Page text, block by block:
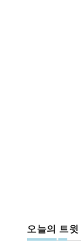
오늘의 트윗